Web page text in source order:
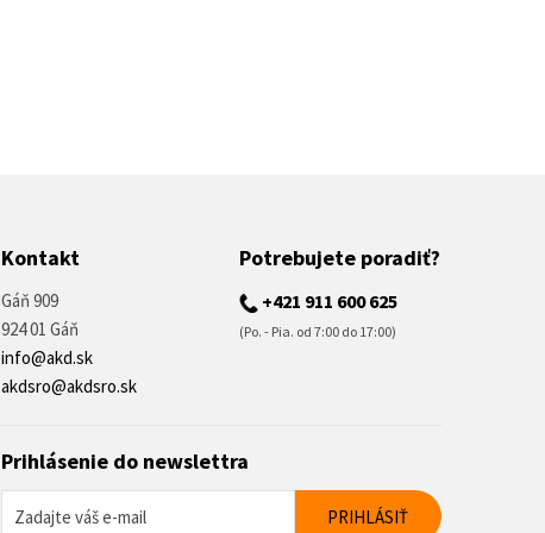
Kontakt
Gáň 909
924 01 Gáň
info@akd.sk
akdsro@akdsro.sk
Potrebujete poradiť?
+421 911 600 625
(Po. - Pia. od 7:00 do 17:00)
Prihlásenie do newslettra